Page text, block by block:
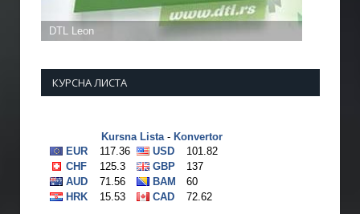
КУРСНА ЛИСТА